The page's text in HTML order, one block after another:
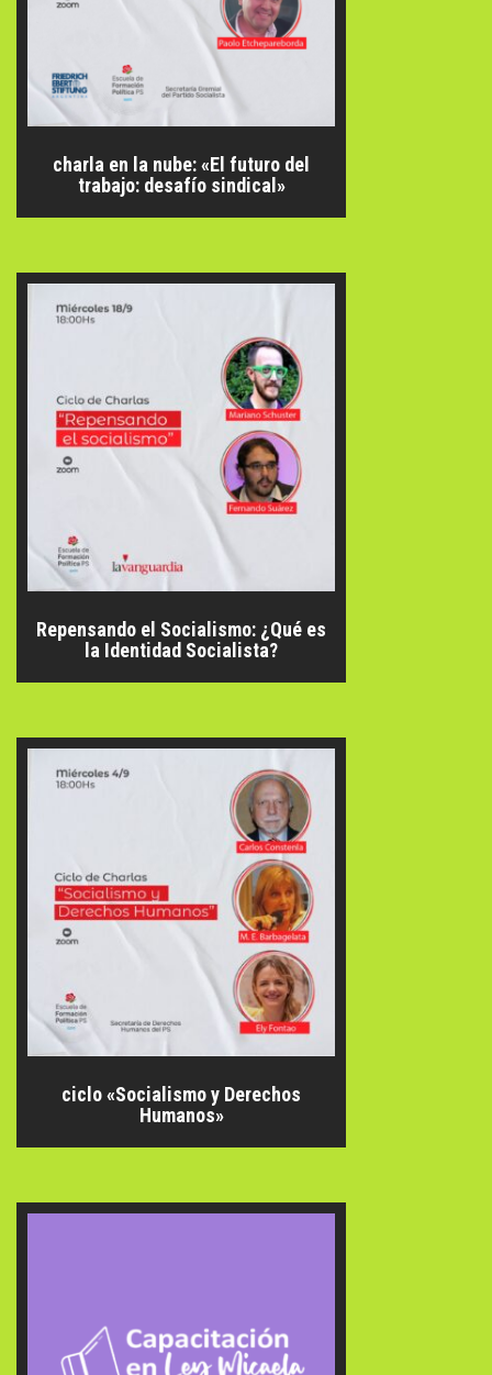
charla en la nube: «El futuro del
trabajo: desafío sindical»
Repensando el Socialismo: ¿Qué es
la Identidad Socialista?
ciclo «Socialismo y Derechos
Humanos»